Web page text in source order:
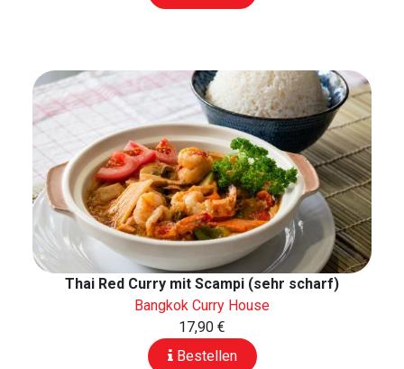
Thai Red Curry mit Scampi (sehr scharf)
Bangkok Curry House
17,90 €
Bestellen